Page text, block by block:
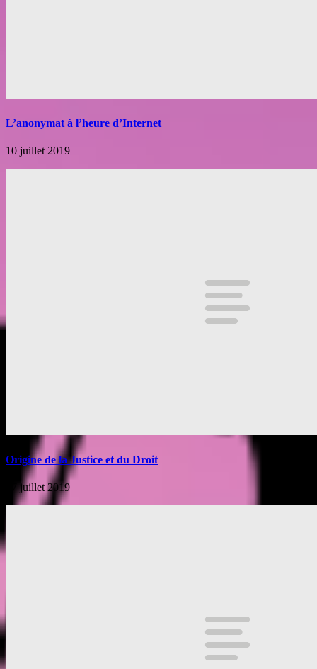
L’anonymat à l’heure d’Internet
10 juillet 2019
Origine de la Justice et du Droit
17 juillet 2019